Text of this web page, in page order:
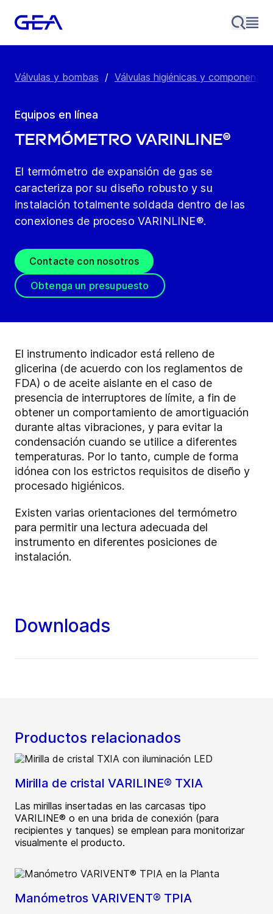
Válvulas y bombas / Válvulas higiénicas y componentes
Equipos en línea
Termómetro VARINLINE®
El termómetro de expansión de gas se
caracteriza por su diseño robusto y su
instalación totalmente soldada dentro de las
conexiones de proceso VARINLINE®.
Contacte con nosotros
Obtenga un presupuesto
El instrumento indicador está relleno de
glicerina (de acuerdo con los reglamentos de
FDA) o de aceite aislante en el caso de
presencia de interruptores de límite, a fin de
obtener un comportamiento de amortiguación
durante altas vibraciones, y para evitar la
condensación cuando se utilice a diferentes
temperaturas. Por lo tanto, cumple de forma
idónea con los estrictos requisitos de diseño y
procesado higiénicos.
Existen varias orientaciones del termómetro
para permitir una lectura adecuada del
instrumento en diferentes posiciones de
instalación.
Downloads
Productos relacionados
Mirilla de cristal VARILINE® TXIA
Las mirillas insertadas en las carcasas tipo
VARILINE® o en una brida de conexión (para
recipientes y tanques) se emplean para monitorizar
visualmente el producto.
Manómetros VARIVENT® TPIA